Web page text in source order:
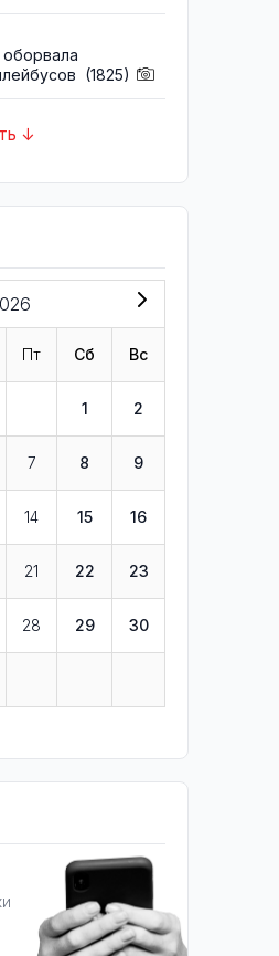
(1825)
↓
Пт Сб Вс
1 2
7 8 9
14 15 16
21 22 23
28 29 30